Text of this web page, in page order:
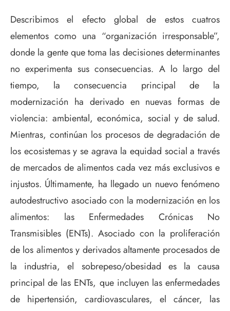
Describimos el efecto global de estos cuatros
elementos como una “organización irresponsable”,
donde la gente que toma las decisiones determinantes
no experimenta sus consecuencias. A lo largo del
tiempo, la consecuencia principal de la
modernización ha derivado en nuevas formas de
violencia: ambiental, económica, social y de salud.
Mientras, continúan los procesos de degradación de
los ecosistemas y se agrava la equidad social a través
de mercados de alimentos cada vez más exclusivos e
injustos. Últimamente, ha llegado un nuevo fenómeno
autodestructivo asociado con la modernización en los
alimentos: las Enfermedades Crónicas No
Transmisibles (ENTs). Asociado con la proliferación
de los alimentos y derivados altamente procesados de
la industria, el sobrepeso/obesidad es la causa
principal de las ENTs, que incluyen las enfermedades
de hipertensión, cardiovasculares, el cáncer, las